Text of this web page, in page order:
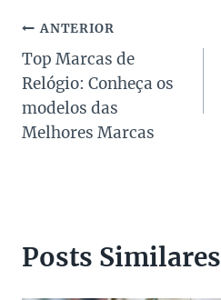
Navegação
de
Post
ANTERIOR
Top Marcas de
Relógio: Conheça os
modelos das
Melhores Marcas
Posts Similares